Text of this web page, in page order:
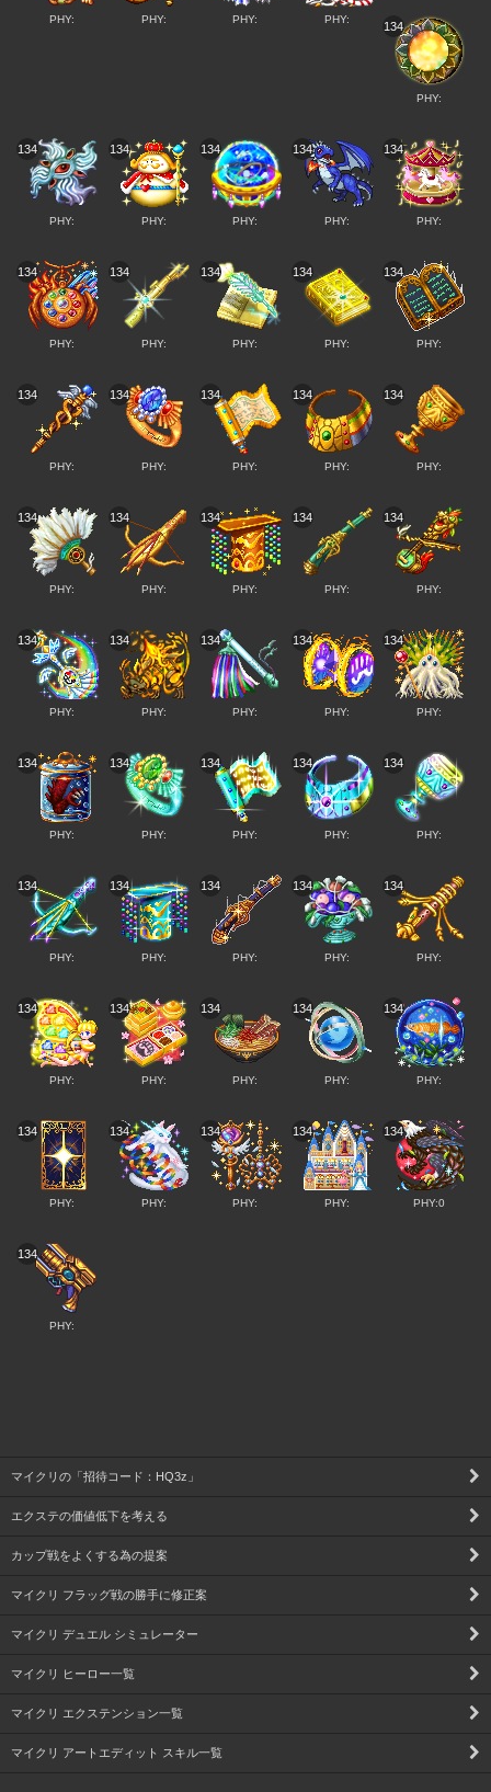
PHY: PHY: PHY: PHY:
134
PHY:
134
PHY:
134
PHY:
134
PHY:
134
PHY:
134
PHY:
134
PHY:
134
PHY:
134
PHY:
134
PHY:
134
PHY:
134
PHY:
134
PHY:
134
PHY:
134
PHY:
134
PHY:
134
PHY:
134
PHY:
134
PHY:
134
PHY:
134
PHY:
134
PHY:
134
PHY:
134
PHY:
134
PHY:
134
PHY:
134
PHY:
134
PHY:
134
PHY:
134
PHY:
134
PHY:
134
PHY:
134
PHY:
134
PHY:
134
PHY:
134
PHY:
134
PHY:
134
PHY:
134
PHY:
134
PHY:
134
PHY:
134
PHY:
134
PHY:
134
PHY:
134
PHY:
134
PHY:0
134
PHY:
マイクリの「招待コード：HQ3z」
エクステの価値低下を考える
カップ戦をよくする為の提案
マイクリ フラッグ戦の勝手に修正案
マイクリ デュエル シミュレーター
マイクリ ヒーロー一覧
マイクリ エクステンション一覧
マイクリ アートエディット スキル一覧